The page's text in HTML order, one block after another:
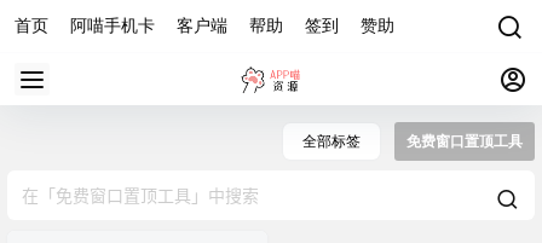
首页 阿喵手机卡 客户端 帮助 签到 赞助
全部标签 免费窗口置顶工具